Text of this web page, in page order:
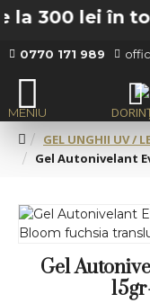
300 lei în
0770 171 989
GEL UNGHII UV /
Gel Autonivelant
Gel